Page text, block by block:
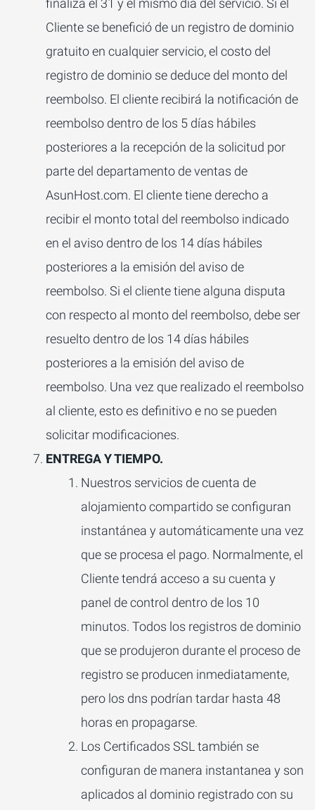
finaliza el 31 y el mismo día del servicio. Si el
Cliente se benefició de un registro de dominio
gratuito en cualquier servicio, el costo del
registro de dominio se deduce del monto del
reembolso. El cliente recibirá la notificación de
reembolso dentro de los 5 días hábiles
posteriores a la recepción de la solicitud por
parte del departamento de ventas de
AsunHost.com. El cliente tiene derecho a
recibir el monto total del reembolso indicado
en el aviso dentro de los 14 días hábiles
posteriores a la emisión del aviso de
reembolso. Si el cliente tiene alguna disputa
con respecto al monto del reembolso, debe ser
resuelto dentro de los 14 días hábiles
posteriores a la emisión del aviso de
reembolso. Una vez que realizado el reembolso
al cliente, esto es definitivo e no se pueden
solicitar modificaciones.
ENTREGA Y TIEMPO.
Nuestros servicios de cuenta de
alojamiento compartido se configuran
instantánea y automáticamente una vez
que se procesa el pago. Normalmente, el
Cliente tendrá acceso a su cuenta y
panel de control dentro de los 10
minutos. Todos los registros de dominio
que se produjeron durante el proceso de
registro se producen inmediatamente,
pero los dns podrían tardar hasta 48
horas en propagarse.
Los Certificados SSL también se
configuran de manera instantanea y son
aplicados al dominio registrado con su